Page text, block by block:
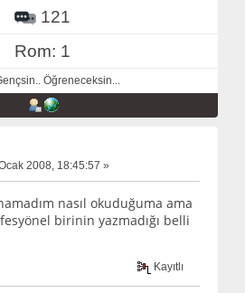
121
Rom: 1
Öğreneceksin...
2008, 18:45:57 »
nasıl okuduğuma ama
birinin yazmadığı belli
Kayıtlı